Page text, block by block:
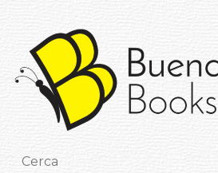
Buendia
Books